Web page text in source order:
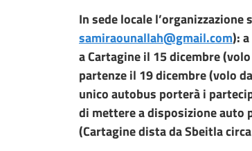
In sede locale
samiraounallah@gmail.com):
a Cartagine il 15 dicembre
partenze il 19 dicembre (volo
unico autobus porterà i
di mettere a disposizione
(Cartagine dista da Sbeitla